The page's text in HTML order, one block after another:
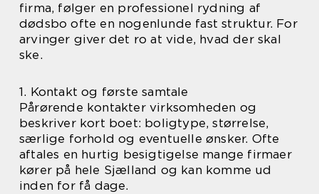
firma, følger en professionel rydning af
dødsbo ofte en nogenlunde fast struktur. For
arvinger giver det ro at vide, hvad der skal
ske.
1. Kontakt og første samtale
Pårørende kontakter virksomheden og
beskriver kort boet: boligtype, størrelse,
særlige forhold og eventuelle ønsker. Ofte
aftales en hurtig besigtigelse mange firmaer
kører på hele Sjælland og kan komme ud
inden for få dage.